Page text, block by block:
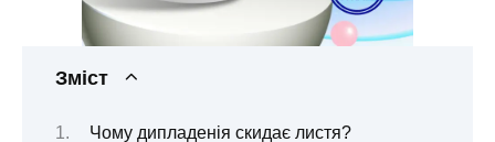
Зміст
Чому дипладенія скидає листя?